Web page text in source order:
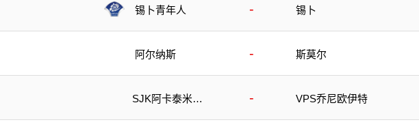
锡卜青年人 - 锡卜
阿尔纳斯 - 斯莫尔
SJK阿卡泰米阿
- VPS乔尼欧伊特